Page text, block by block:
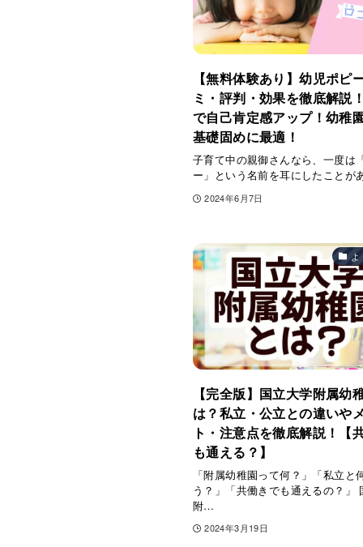
【無料体験あり】幼児ポピ
ミ・評判・効果を徹底解説
で自己肯定感アップ！幼稚
基礎固めに最適！
子育て中の親御さんなら、一度は
ー」という名前を耳にしたこと
2024年6月7日
【完全版】国立大学附属幼
は？私立・公立との違いや
ト・注意点を徹底解説！【
も通える？】
「附属幼稚園って何？」「私立と
う？」「共働きでも通えるの？」
附…
2024年3月19日